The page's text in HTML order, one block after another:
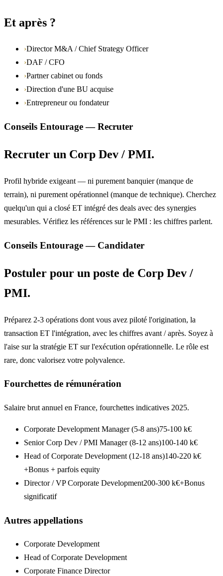
Et après ?
›Director M&A / Chief Strategy Officer
›DAF / CFO
›Partner cabinet ou fonds
›Direction d'une BU acquise
›Entrepreneur ou fondateur
Conseils Entourage — Recruter
Recruter un Corp Dev / PMI.
Profil hybride exigeant — ni purement banquier (manque de
terrain), ni purement opérationnel (manque de technique). Cherchez
quelqu'un qui a closé ET intégré des deals avec des synergies
mesurables. Vérifiez les références sur le PMI : les chiffres parlent.
Conseils Entourage — Candidater
Postuler pour un poste de Corp Dev /
PMI.
Préparez 2-3 opérations dont vous avez piloté l'origination, la
transaction ET l'intégration, avec les chiffres avant / après. Soyez à
l'aise sur la stratégie ET sur l'exécution opérationnelle. Le rôle est
rare, donc valorisez votre polyvalence.
Fourchettes de rémunération
Salaire brut annuel en France, fourchettes indicatives 2025.
Corporate Development Manager (5-8 ans)75-100 k€
Senior Corp Dev / PMI Manager (8-12 ans)100-140 k€
Head of Corporate Development (12-18 ans)140-220 k€
+Bonus + parfois equity
Director / VP Corporate Development200-300 k€+Bonus
significatif
Autres appellations
Corporate Development
Head of Corporate Development
Corporate Finance Director